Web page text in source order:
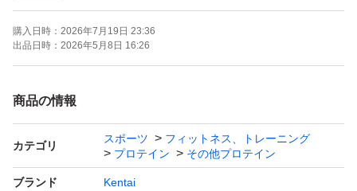
【賞味期限】
2027年7月
よろしくお願いいたします。
購入日時： 2026年7月19日 23:36
出品日時： 2026年5月8日 16:26
商品の情報
カテゴリ
スポーツ
フィットネス、トレーニング
プロテイン
その他プロテイン
ブランド Kentai